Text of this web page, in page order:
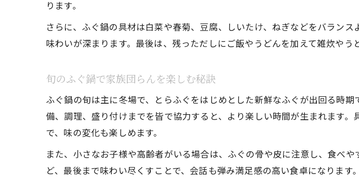
ふぐ鍋を美味しく仕上げ
ふぐ鍋具材ごとの最適な
ふぐ鍋の煮る工程で失敗
ります。
さらに、ふぐ鍋の具材は白菜や春菊、豆腐、しいたけ、ねぎなどをバラン
味わいが深まります。最後は、残っただしにご飯やうどんを加えて雑炊やう
旬のふぐ鍋で家族団らんを楽しむ秘訣
ふぐ鍋の旬は主に冬場で、とらふぐをはじめとした新鮮なふぐが出回る時
備、調理、盛り付けまでを皆で協力すると、より楽しい時間が生まれます
で、味の変化も楽しめます。
また、小さなお子様や高齢者がいる場合は、ふぐの骨や皮に注意し、食べ
ど、最後まで味わい尽くすことで、会話も弾み満足感の高い食卓になります。